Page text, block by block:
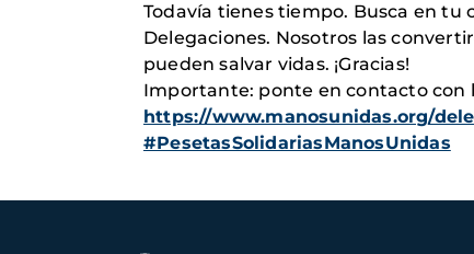
Todavía tienes tiempo. Busca en tu
Delegaciones. Nosotros las
pueden salvar vidas. ¡Gracias!
Importante: ponte en contacto con
https://www.manosunidas.org/
#PesetasSolidariasManosUnidas